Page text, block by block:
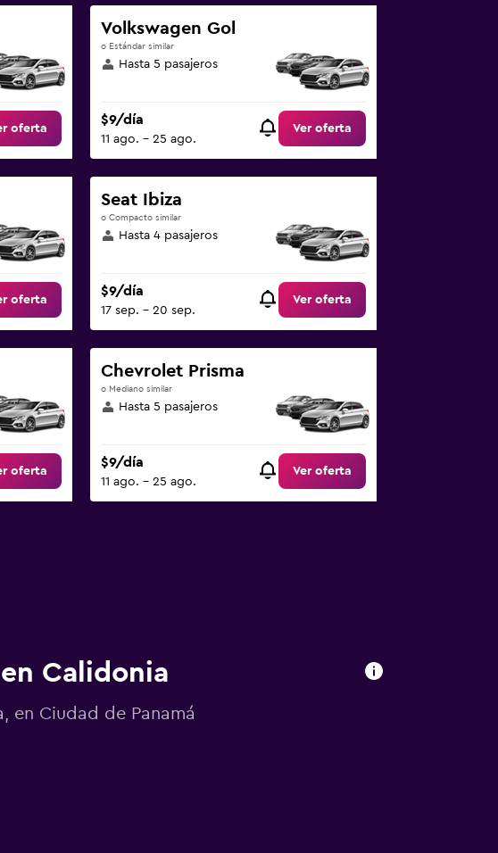
oferta
Volkswagen Gol
o Estándar similar
Hasta 5 pasajeros
$9/día
11 ago. - 25 ago.
Ver oferta
oferta
Seat Ibiza
o Compacto similar
Hasta 4 pasajeros
$9/día
17 sep. - 20 sep.
Ver oferta
oferta
Chevrolet Prisma
o Mediano similar
Hasta 5 pasajeros
$9/día
11 ago. - 25 ago.
Ver oferta
Calidonia
en Ciudad de Panamá